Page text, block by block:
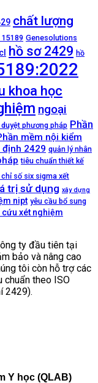
chất lượng
15189 Genesolutions
hồ sơ 2429 hồ
khoa học
ngoại
phương pháp Phần
mềm nội kiểm
định 2429 quản lý nhân
tiêu chuẩn thiết kế
số six sigma xết
trị sử dụng xây dựng
nipt yêu cầu bổ sung
xét nghiệm
ty đầu tiên tại
bảo và nâng cao
tôi còn hỗ trợ các
chuẩn theo ISO
2429).
Y học (QLAB)